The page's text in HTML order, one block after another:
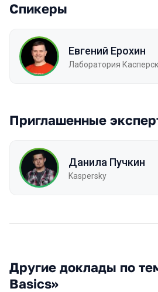
Спикеры
Евгений Ерохин
Лаборатория
Приглашенные
Данила Пучкин
Kaspersky
Другие доклады по
Basics»